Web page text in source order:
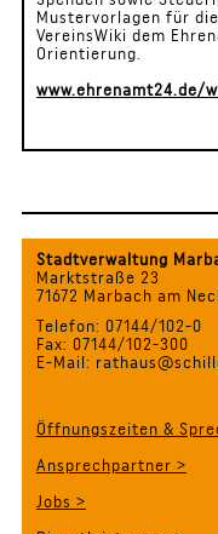
Mustervorlagen für
VereinsWiki dem
Orientierung.
www.ehrenamt24.de/
Stadtverwaltung
Marktstraße 23
71672 Marbach am
Telefon: 07144/102-0
Fax: 07144/102-300
E-Mail:
Öffnungszeiten &
Ansprechpartner >
Jobs >